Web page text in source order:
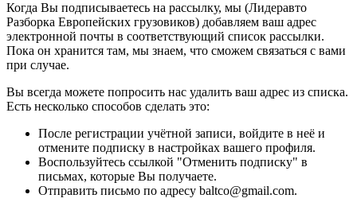
Когда Вы подписываетесь на рассылку, мы (Лидеравто
Разборка Европейских грузовиков) добавляем ваш адрес
электронной почты в соответствующий список рассылки.
Пока он хранится там, мы знаем, что сможем связаться с вами
при случае.
Вы всегда можете попросить нас удалить ваш адрес из списка.
Есть несколько способов сделать это:
После регистрации учётной записи, войдите в неё и
отмените подписку в настройках вашего профиля.
Воспользуйтесь ссылкой "Отменить подписку" в
письмах, которые Вы получаете.
Отправить письмо по адресу baltco@gmail.com.